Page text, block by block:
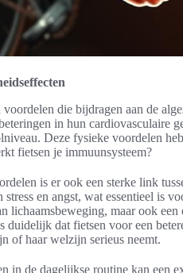
die bijdragen aan de
in hun cardiovasculaire
Deze fysieke voordelen
fietsen je immuunsysteem?
is er ook een sterke link
stress en angst, wat essentieel is
lichaamsbeweging, maar ook
duidelijk dat fietsen voor een
of haar welzijn serieus neemt.
in de dagelijkse routine kan een